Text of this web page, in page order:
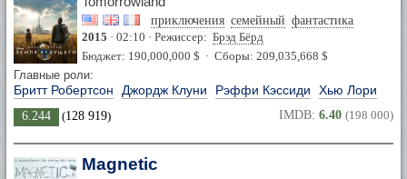
приключения семейный фантастика
2015 · 02:10 · Режиссер: Брэд Бёрд
Бюджет: 190,000,000 $ · Сборы: 209,035,668 $
Главные роли:
Бритт Робертсон Джордж Клуни Рэффи Кэссиди Хью Лори
6.244 (128 919) IMDB: 6.40 (198 000)
Magnetic